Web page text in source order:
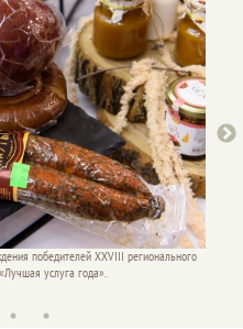
победителей XXVIII регионального
услуга года».